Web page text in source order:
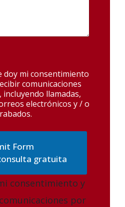
doy mi consentimiento
comunicaciones
llamadas,
electrónicos y / o
gratuita
consentimiento y
por